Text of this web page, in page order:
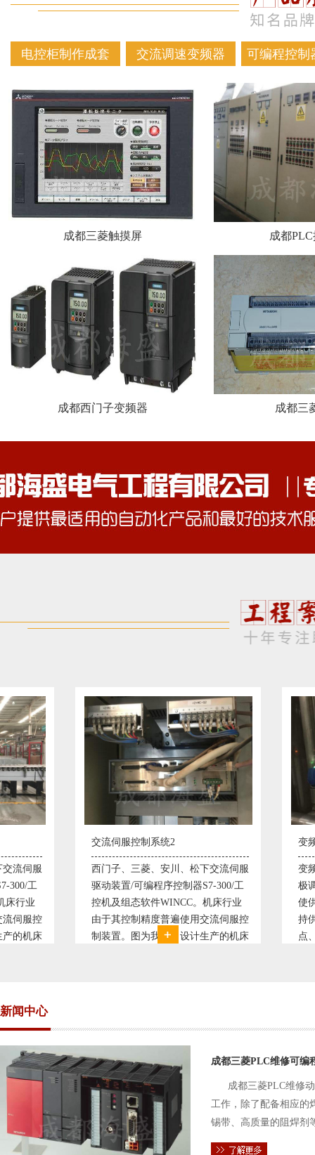
电控柜制作成套 交流调速变频器 可编程控制
成都三菱触摸屏 成都
成都西门子变频器 成都三
交流伺服控制系统2
西门子、三菱、安川、松下交流伺服
驱动装置/可编程序控制器S7-300/工
控机及组态软件WINCC。机床行业
由于其控制精度普遍使用交流伺服控
制装置。图为我公司设计生产的机床
变频恒压供水系统
变频恒压供水系
极调速技术原理
使供水随着使用
持供水设定压力
点、远传压力表
新闻中心
成都三菱PLC维修可编
成都三菱PLC维修
工作，除了配备相应的
锡带、高质量的阻焊剂
件的电路及通信电缆。